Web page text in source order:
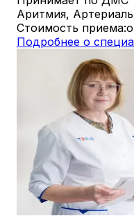
Аритмия,
Стоимость приема:
Подробнее о